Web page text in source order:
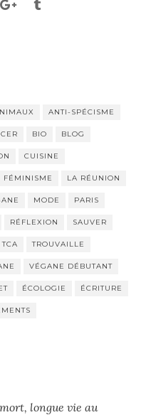
ANTI-SPÉCISME
BIO BLOG
CUISINE
FÉMINISME LA RÉUNION
MODE PARIS
RÉFLEXION SAUVER
TCA TROUVAILLE
VÉGANE DÉBUTANT
ÉCOLOGIE ÉCRITURE
longue vie au